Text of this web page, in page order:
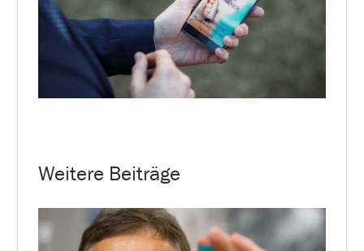
Weitere Beiträge